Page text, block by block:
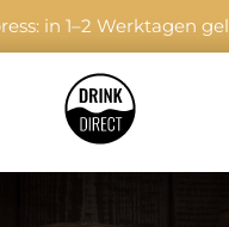
in 1–2 Werktagen